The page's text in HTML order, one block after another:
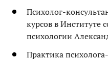
Психолог-
курсов в Институте
психологии
Практика